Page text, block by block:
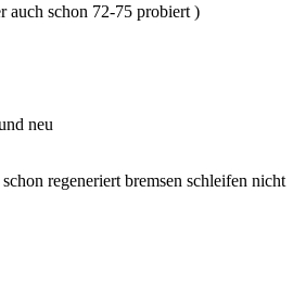
auch schon 72-75 probiert )
neu
regeneriert bremsen schleifen nicht